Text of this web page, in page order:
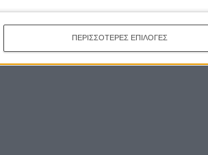
ΠΕΡΙΣΣΟΤΕΡΕΣ ΕΠΙΛΟΓΕΣ